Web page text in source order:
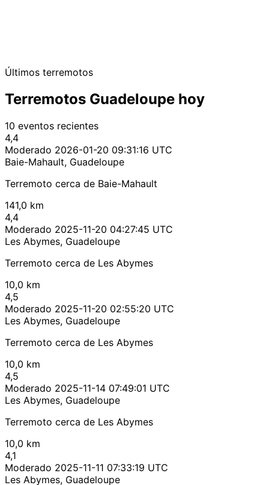
Últimos terremotos
Terremotos Guadeloupe hoy
10 eventos recientes
4,4
Moderado 2026-01-20 09:31:16 UTC
Baie-Mahault, Guadeloupe
Terremoto cerca de Baie-Mahault
141,0 km
4,4
Moderado 2025-11-20 04:27:45 UTC
Les Abymes, Guadeloupe
Terremoto cerca de Les Abymes
10,0 km
4,5
Moderado 2025-11-20 02:55:20 UTC
Les Abymes, Guadeloupe
Terremoto cerca de Les Abymes
10,0 km
4,5
Moderado 2025-11-14 07:49:01 UTC
Les Abymes, Guadeloupe
Terremoto cerca de Les Abymes
10,0 km
4,1
Moderado 2025-11-11 07:33:19 UTC
Les Abymes, Guadeloupe